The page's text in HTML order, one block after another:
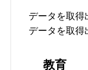
データを取得
データを取得
教育